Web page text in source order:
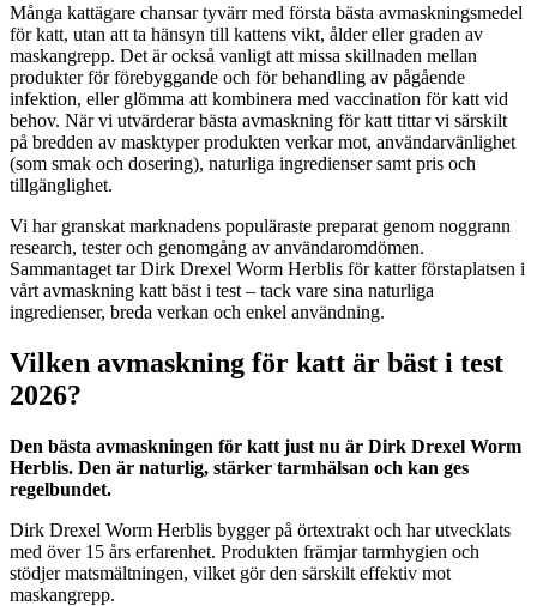
Många kattägare chansar tyvärr med första bästa avmaskningsmedel
för katt, utan att ta hänsyn till kattens vikt, ålder eller graden av
maskangrepp. Det är också vanligt att missa skillnaden mellan
produkter för förebyggande och för behandling av pågående
infektion, eller glömma att kombinera med vaccination för katt vid
behov. När vi utvärderar bästa avmaskning för katt tittar vi särskilt
på bredden av masktyper produkten verkar mot, användarvänlighet
(som smak och dosering), naturliga ingredienser samt pris och
tillgänglighet.
Vi har granskat marknadens populäraste preparat genom noggrann
research, tester och genomgång av användaromdömen.
Sammantaget tar Dirk Drexel Worm Herblis för katter förstaplatsen i
vårt avmaskning katt bäst i test – tack vare sina naturliga
ingredienser, breda verkan och enkel användning.
Vilken avmaskning för katt är bäst i test
2026?
Den bästa avmaskningen för katt just nu är Dirk Drexel Worm
Herblis. Den är naturlig, stärker tarmhälsan och kan ges
regelbundet.
Dirk Drexel Worm Herblis bygger på örtextrakt och har utvecklats
med över 15 års erfarenhet. Produkten främjar tarmhygien och
stödjer matsmältningen, vilket gör den särskilt effektiv mot
maskangrepp.